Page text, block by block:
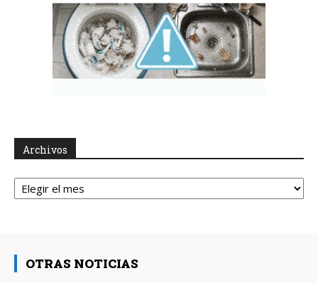
Archivos
Archivos
OTRAS NOTICIAS